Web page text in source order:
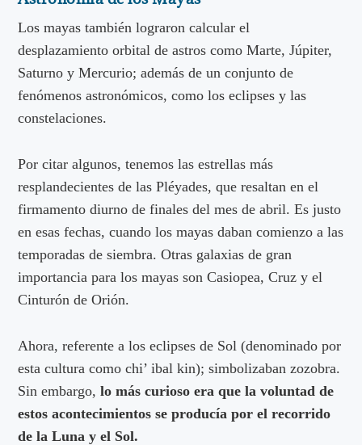
Los mayas también lograron calcular el
desplazamiento orbital de astros como Marte, Júpiter,
Saturno y Mercurio; además de un conjunto de
fenómenos astronómicos, como los eclipses y las
constelaciones.
Por citar algunos, tenemos las estrellas más
resplandecientes de las Pléyades, que resaltan en el
firmamento diurno de finales del mes de abril. Es justo
en esas fechas, cuando los mayas daban comienzo a las
temporadas de siembra. Otras galaxias de gran
importancia para los mayas son Casiopea, Cruz y el
Cinturón de Orión.
Ahora, referente a los eclipses de Sol (denominado por
esta cultura como chi’ ibal kin); simbolizaban zozobra.
Sin embargo,lo más curioso era que la voluntad de
estos acontecimientos se producía por el recorrido
de la Luna y el Sol.